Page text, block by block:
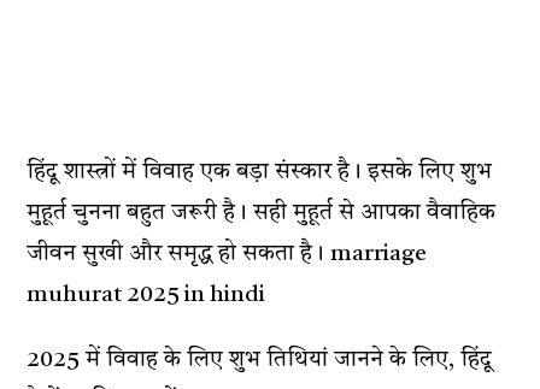
हिंदू शास्त्रों में विवाह एक बड़ा संस्कार है। इसके लिए शुभ
मुहूर्त चुनना बहुत जरूरी है। सही मुहूर्त से आपका वैवाहिक
जीवन सुखी और समृद्ध हो सकता है। marriage
muhurat 2025 in hindi
2025 में विवाह के लिए शुभ तिथियां जानने के लिए, हिंदू